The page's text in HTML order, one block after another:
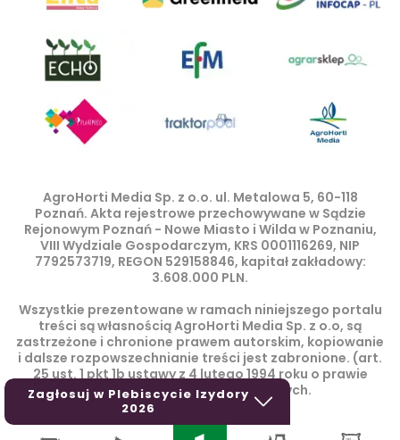
Zagłosuj w Plebiscycie Izydory
2026
AgroHorti Media Sp. z o.o. ul. Metalowa 5, 60-118
Poznań. Akta rejestrowe przechowywane w Sądzie
Rejonowym Poznań - Nowe Miasto i Wilda w Poznaniu,
VIII Wydziale Gospodarczym, KRS 0001116269, NIP
7792573719, REGON 529158846, kapitał zakładowy:
3.608.000 PLN.
Wszystkie prezentowane w ramach niniejszego portalu
treści są własnością AgroHorti Media Sp. z o.o, są
zastrzeżone i chronione prawem autorskim, kopiowanie
i dalsze rozpowszechnianie treści jest zabronione. (art.
25 ust. 1 pkt 1b ustawy z 4 lutego 1994 roku o prawie
autorskim i prawach pokrewnych.